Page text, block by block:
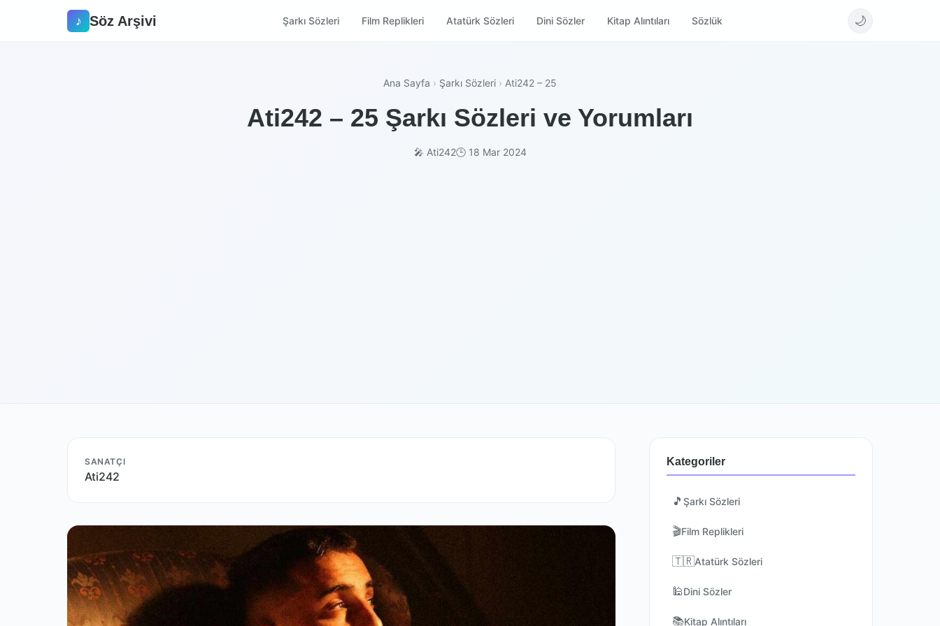
♪ Söz Arşivi Şarkı Sözleri Film Replikleri Atatürk Sözleri Dini Sözler Kitap Alıntıları Sözlük 🌙
Ana Sayfa › Şarkı Sözleri › Ati242 – 25
Ati242 – 25 Şarkı Sözleri ve Yorumları
🎤 Ati242🕒 18 Mar 2024
SANATÇI
Ati242
Kategoriler
🎵 Şarkı Sözleri
🎬Film Replikleri
🇹🇷Atatürk Sözleri
🕌Dini Sözler
📚Kitap Alıntıları